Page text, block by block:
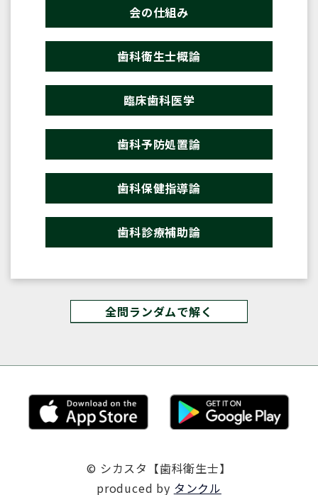
会の仕組み
歯科衛生士概論
臨床歯科医学
歯科予防処置論
歯科保健指導論
歯科診療補助論
全問ランダムで解く
© シカスタ【歯科衛生士】
produced by タンクル